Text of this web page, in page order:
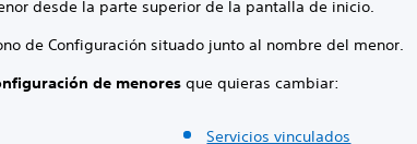
desde la parte superior de la pantalla de inicio.
de Configuración situado junto al nombre del menor.
de menores que quieras cambiar:
Servicios vinculados